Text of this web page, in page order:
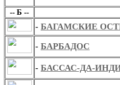
-- Б --
- БАГАМСКИЕ
- БАРБАДОС
- БАССАС-ДА-ИНДИЯ